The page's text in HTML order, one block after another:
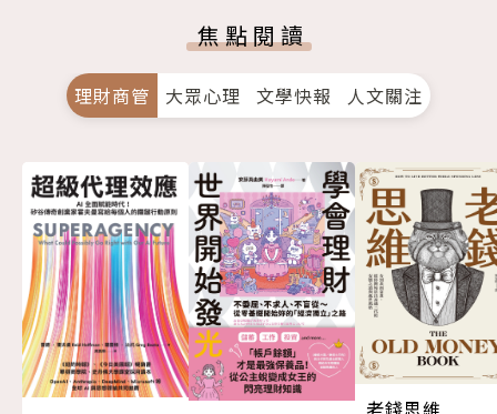
焦點閱讀
理財商管 大眾心理 文學快報 人文關注